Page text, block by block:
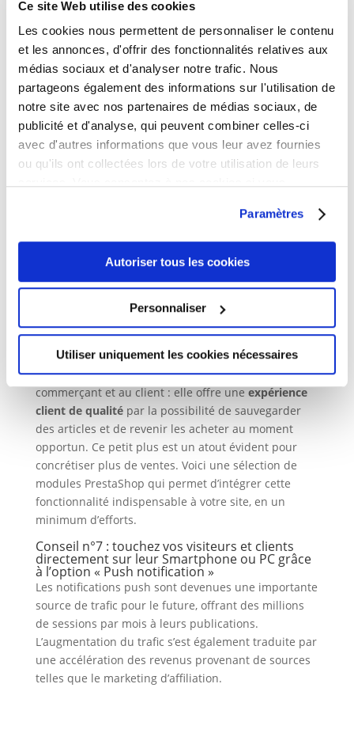
Ce site Web utilise des cookies
Les cookies nous permettent de personnaliser le contenu
et les annonces, d'offrir des fonctionnalités relatives aux
médias sociaux et d'analyser notre trafic. Nous
partageons également des informations sur l'utilisation de
notre site avec nos partenaires de médias sociaux, de
publicité et d'analyse, qui peuvent combiner celles-ci
avec d'autres informations que vous leur avez fournies
ou qu'ils ont collectées lors de votre utilisation de leurs
Paramètres
Autoriser tous les cookies
Personnaliser
Utiliser uniquement les cookies nécessaires
toujours possible de convertir ces visiteurs en
clients. Vous pouvez recourir à l’envoi de rappels du
panier abandonné, à l’apparition de popups avant de
quitter le site, ou encore à des popups
promotionnels avec des réductions pourconvaincre
le client de finaliser son achat. PrestaShop compte
avec une sélection de modules qui répondent
parfaitement à cette problématique et vous aideront
à booster votre taux de conversion simplement.
Améliorez sans effort le taux de transformation de
votre boutique de plus de 15% grâce aux e-mails de
L’option wishlist peut booster vos
ventes tout en proposant une
excellence expérience client
Avoir l’option wishlist est presque devenu une
obligation pour les marchands. Cette option est très
avantageuse puisqu’elle profite à la fois au
commerçant et au client : elle offre uneexpérience
client de qualité par la possibilité de sauvegarder
des articles et de revenir les acheter au moment
opportun. Ce petit plus est un atout évident pour
concrétiser plus de ventes. Voici une sélection de
modules PrestaShop qui permet d’intégrer cette
fonctionnalité indispensable à votre site, en un
minimum d’efforts.
Conseil n°7 : touchez vos visiteurs et clients
directement sur leur Smartphone ou PC grâce
à l’option « Push notification »
Les notifications push sont devenues une importante
source de trafic pour le future, offrant des millions
de sessions par mois à leurs publications.
L’augmentation du trafic s’est également traduite par
une accélération des revenus provenant de sources
telles que le marketing d’affiliation.